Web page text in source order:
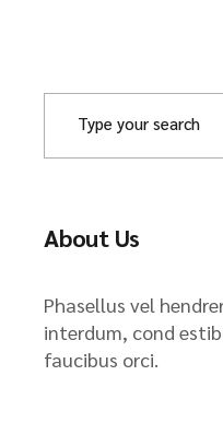
About Us
Phasellus vel
interdum, cond
faucibus orci.